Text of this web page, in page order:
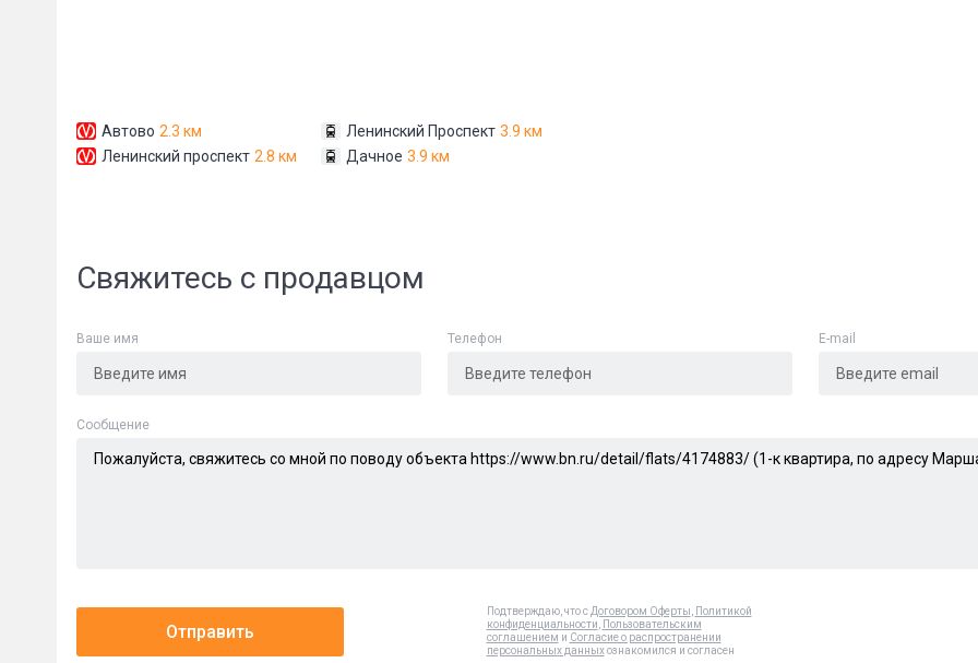
Автово 2.3 км
Ленинский проспект 2.8 км
Ленинский Проспект 3.9 км
Дачное 3.9 км
Свяжитесь с продавцом
Ваше имя Телефон E-mail
Cообщение
Отправить
Подтверждаю, что с Договором Оферты
Политикой
конфиденциальности
Пользовательским
соглашением и Согласие о распространении
персональных данныхознакомился и согласен